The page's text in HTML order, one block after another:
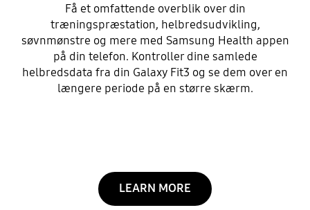
Få et omfattende overblik over din
træningspræstation, helbredsudvikling,
søvnmønstre og mere med Samsung Health appen
på din telefon. Kontroller dine samlede
helbredsdata fra din Galaxy Fit3 og se dem over en
længere periode på en større skærm.
LEARN MORE